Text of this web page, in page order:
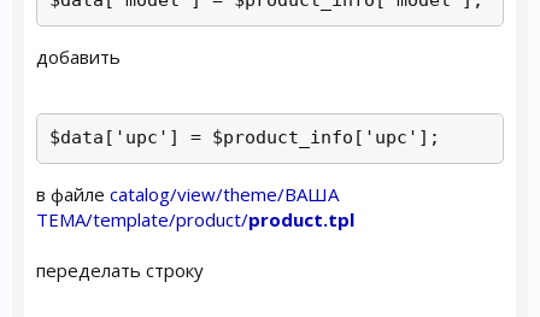
добавить
$data['upc'] = $product_info['upc'];
в файле catalog/view/theme/ВАША
ТЕМА/template/product/product.tpl
переделать строку